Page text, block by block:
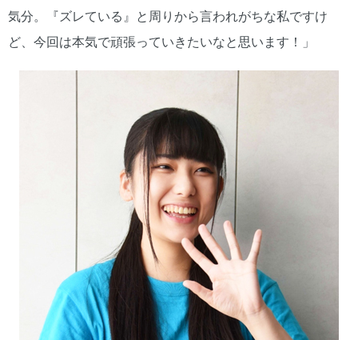
気分。『ズレている』と周りから言われがちな私ですけ
ど、今回は本気で頑張っていきたいなと思います！」